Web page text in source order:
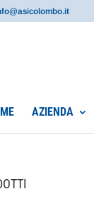
AZIENDA